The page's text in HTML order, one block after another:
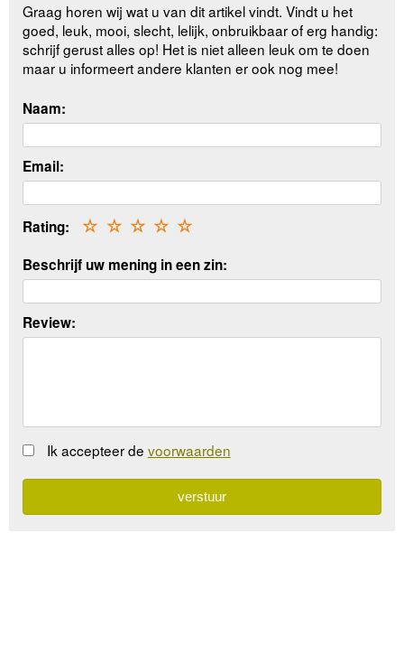
Graag horen wij wat u van dit artikel vindt. Vindt u het
goed, leuk, mooi, slecht, lelijk, onbruikbaar of erg handig:
schrijf gerust alles op! Het is niet alleen leuk om te doen
maar u informeert andere klanten er ook nog mee!
Naam:
Email:
Rating: ☆
☆
☆
☆
☆
Beschrijf uw mening in een zin:
Review:
Ik accepteer de voorwaarden